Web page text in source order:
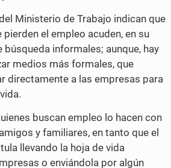
Ministerio de Trabajo indican que
el empleo acuden, en su
búsqueda informales; aunque, hay
medios más formales, que
directamente a las empresas para
buscan empleo lo hacen con
y familiares, en tanto que el
llevando la hoja de vida
o enviándola por algún